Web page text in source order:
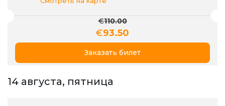
€110.00
€93.50
Заказать билет
14 августа, пятница